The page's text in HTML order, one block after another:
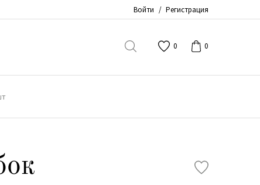
Войти / Регистрация
0 0